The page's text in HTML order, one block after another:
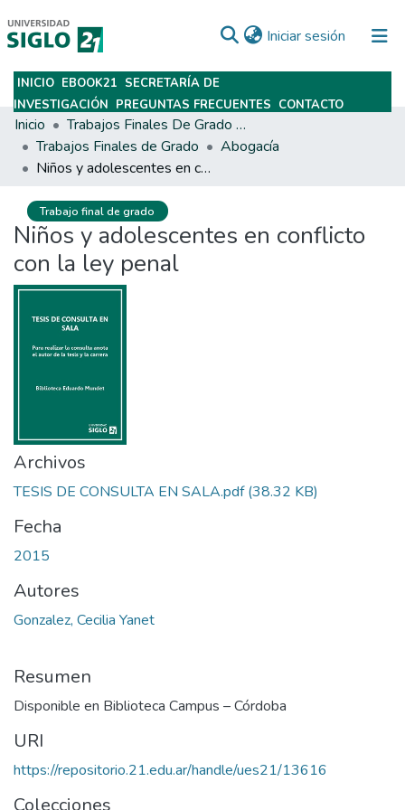
Iniciar sesión (current)
Subir
INICIO EBOOK21 SECRETARÍA DE
INVESTIGACIÓN PREGUNTAS FRECUENTES CONTACTO
Inicio
Trabajos Finales De Grado Y Posgrado
Trabajos Finales de Grado
Abogacía
Niños y adolescentes en conflicto con la ley penal
Trabajo final de grado
Niños y adolescentes en conflicto
con la ley penal
Archivos
TESIS DE CONSULTA EN SALA.pdf(38.32 KB)
Fecha
2015
Autores
Gonzalez, Cecilia Yanet
Resumen
Disponible en Biblioteca Campus – Córdoba
URI
https://repositorio.21.edu.ar/handle/ues21/13616